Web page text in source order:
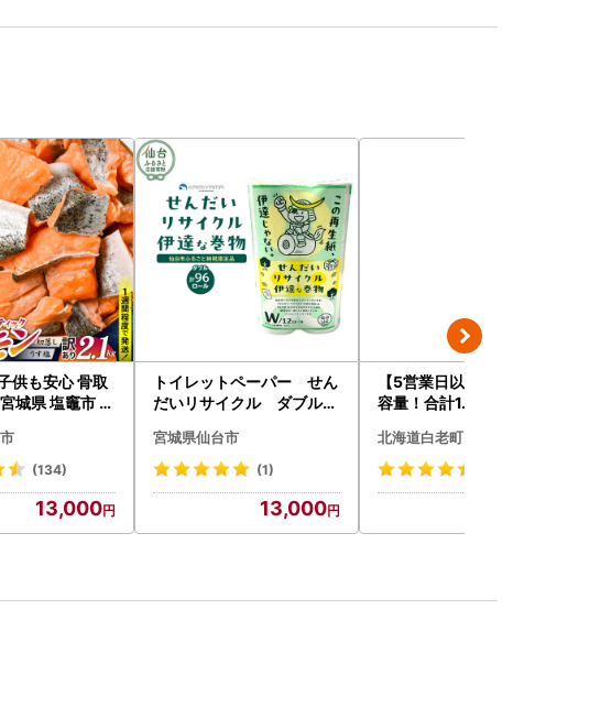
供も安心 骨取
城県 塩竈市 ]
(134)
13,000
トイレットペーパー せん
だいリサイクル ダブル9
宮城県仙台市
(1)
13,000
【5営業日以内発送】★大
容量！合計1.65kg！★訳
ーグ(110ｇ5枚入）×3 AG
058
北海道白老町